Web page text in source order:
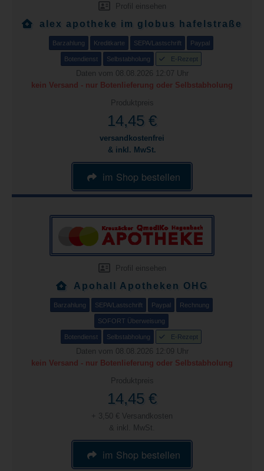
Profil einsehen
alex apotheke im globus hafelstraße
Barzahlung Kreditkarte SEPA/Lastschrift Paypal
Botendienst Selbstabholung E-Rezept
Daten vom 08.08.2026 12:07 Uhr
kein Versand - nur Botenlieferung oder Selbstabholung
Produktpreis
14,45 €
versandkostenfrei
& inkl. MwSt.
im Shop bestellen
Profil einsehen
Apohall Apotheken OHG
Barzahlung SEPA/Lastschrift Paypal Rechnung
SOFORT Überweisung
Botendienst Selbstabholung E-Rezept
Daten vom 08.08.2026 12:09 Uhr
kein Versand - nur Botenlieferung oder Selbstabholung
Produktpreis
14,45 €
+ 3,50 € Versandkosten
& inkl. MwSt.
im Shop bestellen